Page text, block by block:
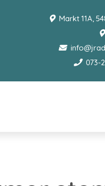
Markt 11A,
073-